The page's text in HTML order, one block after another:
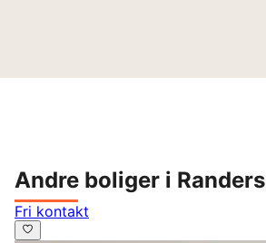
Andre boliger i Randers
Fri kontakt